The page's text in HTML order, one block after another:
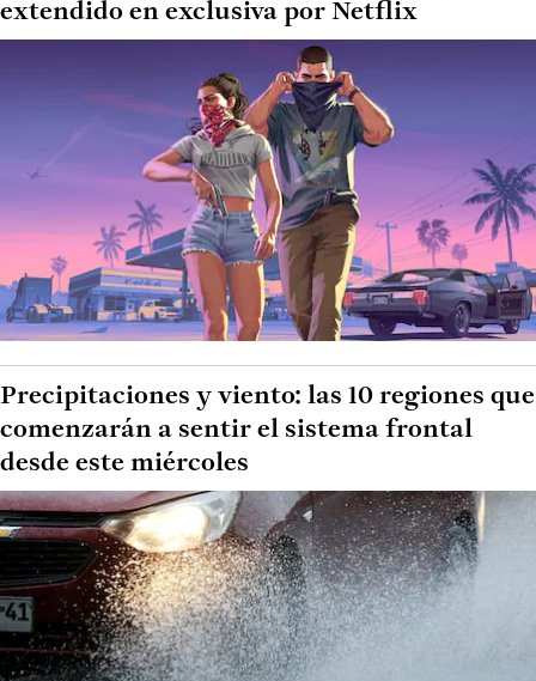
extendido en exclusiva por Netflix
Precipitaciones y viento: las 10 regiones que
comenzarán a sentir el sistema frontal
desde este miércoles